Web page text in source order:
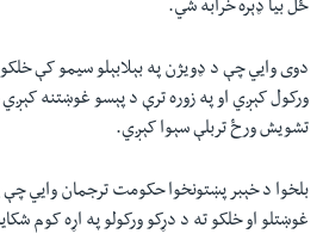
ځل بيا ډېره خرابه شي.
دوی وايي چې د ډويژن په بېلابېلو سيمو کې
ورکول کېږي او په زوره ترې د پېسو غوښتنه
تشويش ورځ تربلې سېوا کېږي.
بلخوا د خېبر پښتونخوا حکومت ترجمان وايي چې
غوښتلو او خلکو ته د دړکو ورکولو په اړه کوم